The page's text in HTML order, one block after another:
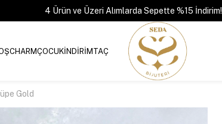
4 Ürün ve Üzeri Alımlarda Sepette %15 İndirim!
CHARMÇOCUKİNDİRİMTAÇ
Gold